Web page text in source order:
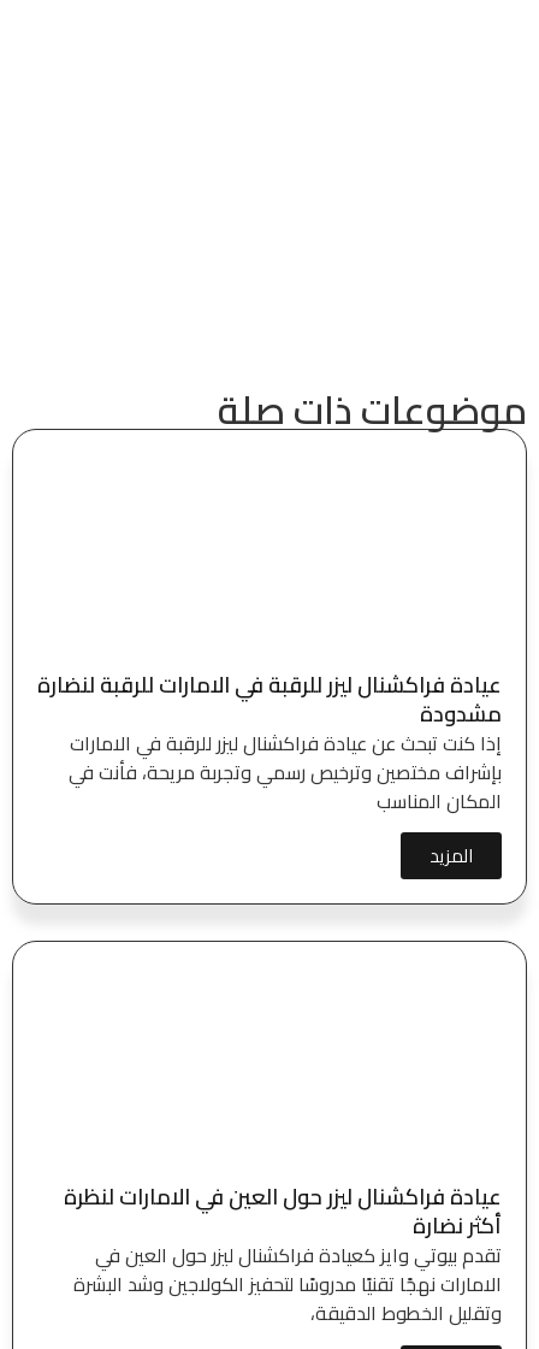
موضوعات ذات صلة
عيادة فراكشنال ليزر للرقبة في الامارات للرقبة لنضارة
مشدودة
إذا كنت تبحث عن عيادة فراكشنال ليزر للرقبة في الامارات
بإشراف مختصين وترخيص رسمي وتجربة مريحة، فأنت في
المكان المناسب
المزيد
عيادة فراكشنال ليزر حول العين في الامارات لنظرة
أكثر نضارة
تقدم بيوتي وايز كعيادة فراكشنال ليزر حول العين في
الامارات نهجًا تقنيًا مدروسًا لتحفيز الكولاجين وشد البشرة
وتقليل الخطوط الدقيقة،